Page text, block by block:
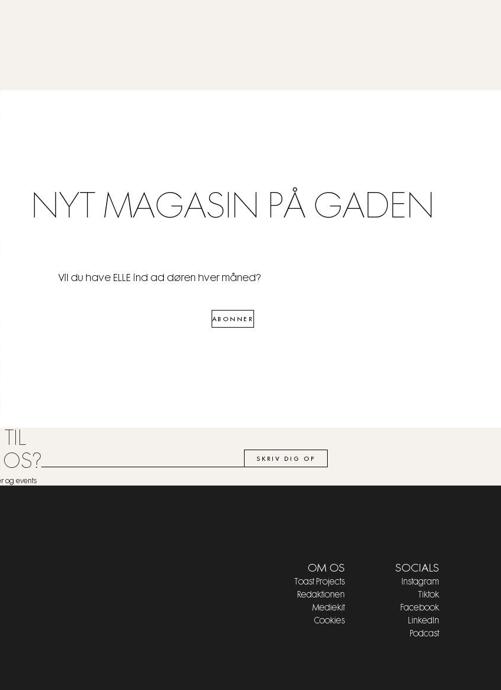
NYT MAGASIN PÅ GADEN
Vil du have ELLE ind ad døren hver måned?
ABONNER
OS?
og events
SKRIV DIG OP
OM OS
Toast Projects
Redaktionen
Mediekit
Cookies
SOCIALS
Instagram
Tiktok
Facebook
LinkedIn
Podcast